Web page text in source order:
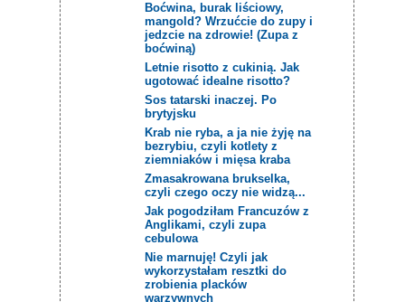
Boćwina, burak liściowy,
mangold? Wrzućcie do zupy i
jedzcie na zdrowie! (Zupa z
boćwiną)
Letnie risotto z cukinią. Jak
ugotować idealne risotto?
Sos tatarski inaczej. Po
brytyjsku
Krab nie ryba, a ja nie żyję na
bezrybiu, czyli kotlety z
ziemniaków i mięsa kraba
Zmasakrowana brukselka,
czyli czego oczy nie widzą...
Jak pogodziłam Francuzów z
Anglikami, czyli zupa
cebulowa
Nie marnuję! Czyli jak
wykorzystałam resztki do
zrobienia placków
warzywnych